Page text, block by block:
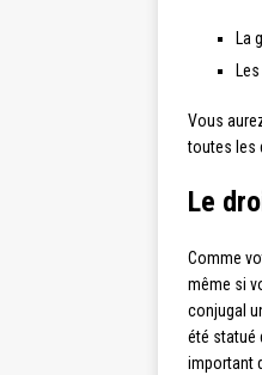
La
Vous
toutes les
Le
Comme
même si
conjugal
été statué
important